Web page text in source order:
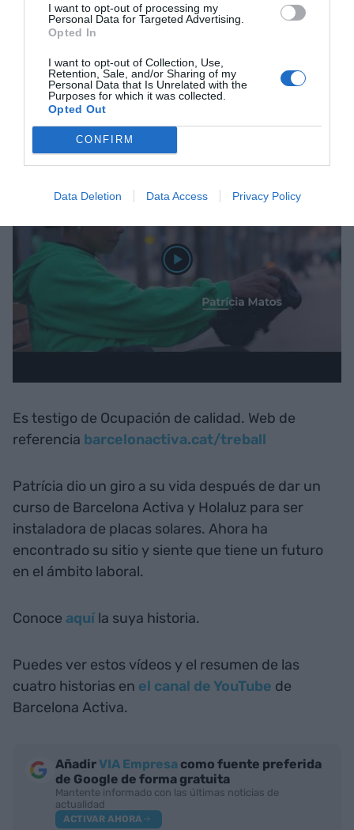
I want to opt-out of processing my
Personal Data for Targeted Advertising.
Opted In
I want to opt-out of Collection, Use,
Retention, Sale, and/or Sharing of my
Personal Data that Is Unrelated with the
Purposes for which it was collected.
Opted Out
CONFIRM
Data Deletion Data Access Privacy Policy
Patricia Matos,
instaladora de placas
solares
Es testigo de Ocupación de calidad. Web de
referencia barcelonactiva.cat/treball
Patrícia dio un giro a su vida después de dar un
curso de Barcelona Activa y Holaluz para ser
instaladora de placas solares. Ahora ha
encontrado su sitio y siente que tiene un futuro
en el ámbito laboral.
Conoce aquíla suya historia.
Puedes ver estos vídeos y el resumen de las
cuatro historias en el canal de YouTube de
Barcelona Activa.
AñadirVIA Empresa como fuente preferida
de Google de forma gratuita
Mantente informado con las últimas noticias de
actualidad
ACTIVAR AHORA